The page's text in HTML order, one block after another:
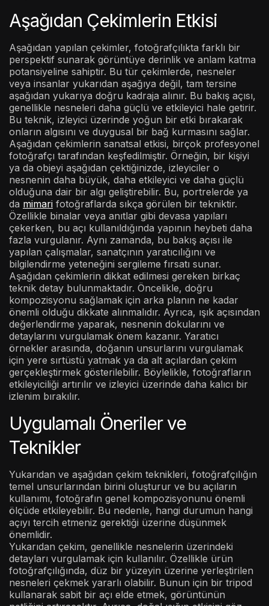
Aşağıdan Çekimlerin Etkisi
Aşağıdan yapılan çekimler, fotoğrafçılıkta farklı bir
perspektif sunarak görüntüye derinlik ve anlam katma
potansiyeline sahiptir. Bu tür çekimlerde, nesneler
veya insanlar yukarıdan aşağıya değil, tam tersine
aşağıdan yukarıya doğru kadraja alınır. Bu bakış açısı,
genellikle nesneleri daha güçlü ve etkileyici hale getirir.
Bu teknik, izleyici üzerinde yoğun bir etki bırakarak
onların algısını ve duygusal bir bağ kurmasını sağlar.
Aşağıdan çekimlerin sanatsal etkisi, birçok profesyonel
fotoğrafçı tarafından keşfedilmiştir. Örneğin, bir kişiyi
ya da objeyi aşağıdan çektiğinizde, izleyiciler o
nesnenin daha büyük, daha etkileyici ve daha güçlü
olduğuna dair bir algı geliştirebilir. Bu, portrelerde ya
da mimari fotoğraflarda sıkça görülen bir tekniktir.
Özellikle binalar veya anıtlar gibi devasa yapıları
çekerken, bu açı kullanıldığında yapının heybeti daha
fazla vurgulanır. Aynı zamanda, bu bakış açısı ile
yapılan çalışmalar, sanatçının yaratıcılığını ve
bilgilendirme yeteneğini sergileme fırsatı sunar.
Aşağıdan çekimlerin dikkat edilmesi gereken birkaç
teknik detay bulunmaktadır. Öncelikle, doğru
kompozisyonu sağlamak için arka planın ne kadar
önemli olduğu dikkate alınmalıdır. Ayrıca, ışık açısından
değerlendirme yaparak, nesnenin dokularını ve
detaylarını vurgulamak önem kazanır. Yaratıcı
örnekler arasında, doğanın unsurlarını vurgulamak
için yere sırtüstü yatmak ya da alt açılardan çekim
gerçekleştirmek gösterilebilir. Böylelikle, fotoğrafların
etkileyiciliği artırılır ve izleyici üzerinde daha kalıcı bir
izlenim bırakılır.
Uygulamalı Öneriler ve
Teknikler
Yukarıdan ve aşağıdan çekim teknikleri, fotoğrafçılığın
temel unsurlarından birini oluşturur ve bu açıların
kullanımı, fotoğrafın genel kompozisyonunu önemli
ölçüde etkileyebilir. Bu nedenle, hangi durumun hangi
açıyı tercih etmeniz gerektiği üzerine düşünmek
önemlidir.
Yukarıdan çekim, genellikle nesnelerin üzerindeki
detayları vurgulamak için kullanılır. Özellikle ürün
fotoğrafçılığında, düz bir yüzeyin üzerine yerleştirilen
nesneleri çekmek yararlı olabilir. Bunun için bir tripod
kullanarak sabit bir açı elde etmek, görüntünün